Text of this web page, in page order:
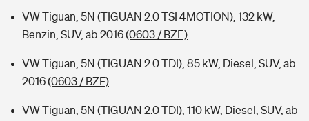
VW Tiguan, 5N (TIGUAN 2.0 TSI 4MOTION), 132 kW,
Benzin, SUV, ab 2016(0603 / BZE)
VW Tiguan, 5N (TIGUAN 2.0 TDI), 85 kW, Diesel, SUV, ab
2016(0603 / BZF)
VW Tiguan, 5N (TIGUAN 2.0 TDI), 110 kW, Diesel, SUV, ab